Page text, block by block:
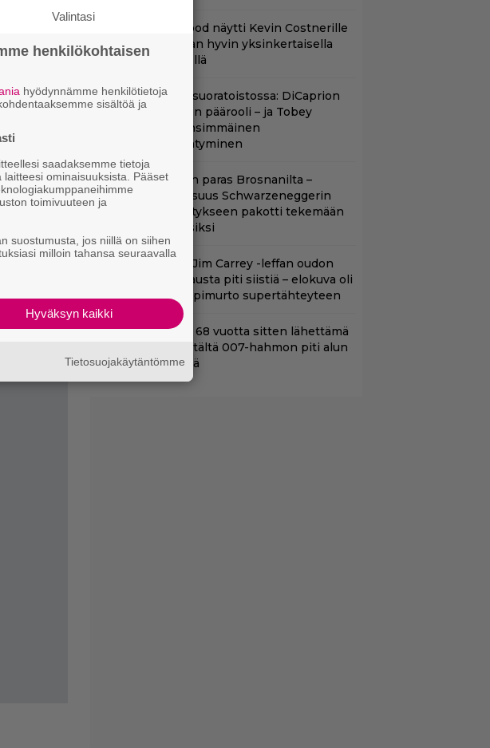
Clint Eastwood näytti Kevin Costnerille
kaapin paikan hyvin yksinkertaisella
toimenpiteellä
Huippuleffa suoratoistossa: DiCaprion
ensimmäinen päärooli – ja Tobey
Maguiren ensimmäinen
elokuvaesiintyminen
Illan Bond on paras Brosnanilta –
samankaltaisuus Schwarzeneggerin
toimintatykitykseen pakotti tekemään
kässärin uusiksi
Illalla tv:ssä: Jim Carrey -leffan oudon
raakaa kohtausta piti siistiä – elokuva oli
koomikon läpimurto supertähteyteen
Bond-luojan 68 vuotta sitten lähettämä
kirje löytyi – tältä 007-hahmon piti alun
perin näyttää
Valintasi
henkilökohtaisen
hyödynnämme henkilötietoja
sisältöä ja
saadaksemme tietoja
ominaisuuksista. Pääset
toimivuuteen ja
suostumusta, jos niillä on siihen
milloin tahansa seuraavalla
Hyväksyn kaikki
Tietosuojakäytäntömme